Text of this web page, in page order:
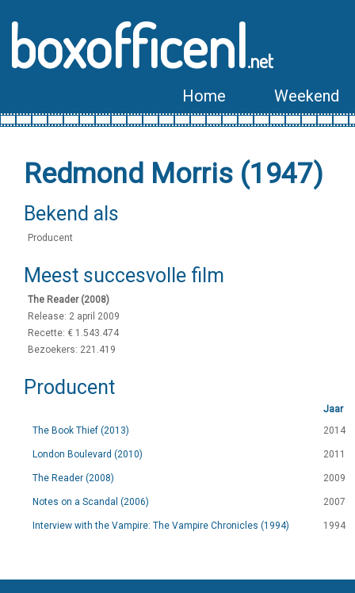
boxofficenl.net
Home Weekend
Redmond Morris (1947)
Bekend als
Producent
Meest succesvolle film
The Reader (2008)
Release: 2 april 2009
Recette: € 1.543.474
Bezoekers: 221.419
Producent
Jaar
The Book Thief (2013)
2014
London Boulevard (2010) 2011
The Reader (2008) 2009
Notes on a Scandal (2006) 2007
Interview with the Vampire: The Vampire Chronicles (1994) 1994